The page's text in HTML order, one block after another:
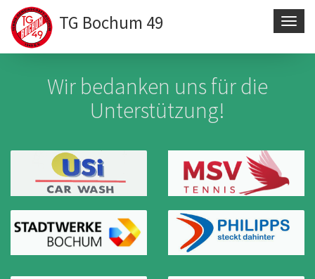
TG Bochum 49
Wir bedanken uns für die
Unterstützung!